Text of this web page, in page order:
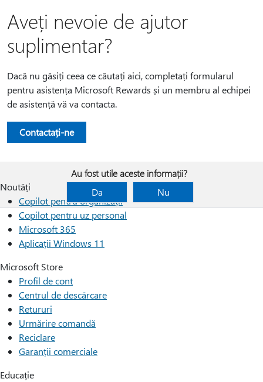
Aveți nevoie de ajutor
suplimentar?
Dacă nu găsiți ceea ce căutați aici, completați formularul
pentru asistența Microsoft Rewards și un membru al echipei
de asistență vă va contacta.
Contactați-ne
Au fost utile aceste informații?
Da
Nu
Noutăți
Copilot pentru organizații
Copilot pentru uz personal
Microsoft 365
Aplicații Windows 11
Microsoft Store
Profil de cont
Centrul de descărcare
Retururi
Urmărire comandă
Reciclare
Garanții comerciale
Educație